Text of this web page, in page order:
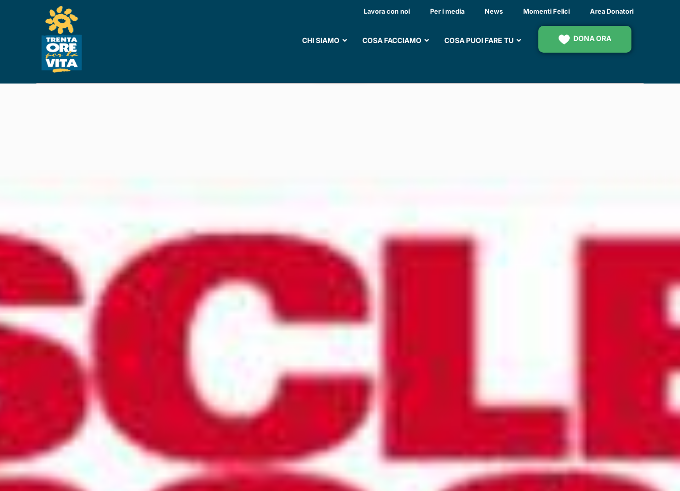
Lavora con noi Per i media News Momenti Felici Area Donatori
CHI SIAMO COSA FACCIAMO COSA PUOI FARE TU DONA ORA
ATTREZZATURE PER CENTRO SOCIO SANITARIO